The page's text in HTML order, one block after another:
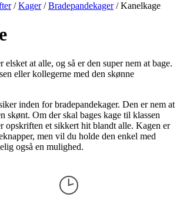
/Kager/Bradepandekager/Kanelkage
elsket at alle, og så er den super nem at bage.
eller kollegerne med den skønne
inden for bradepandekager. Den er nem at
skønt. Om der skal bages kage til klassen
opskriften et sikkert hit blandt alle. Kagen er
men vil du holde den enkel med
også en mulighed.